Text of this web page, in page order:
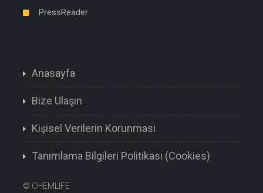
PressReader
Anasayfa
Bize Ulaşın
Kişisel Verilerin Korunması
Tanımlama Bilgileri Politikası (Cookies)
© CHEMLIFE